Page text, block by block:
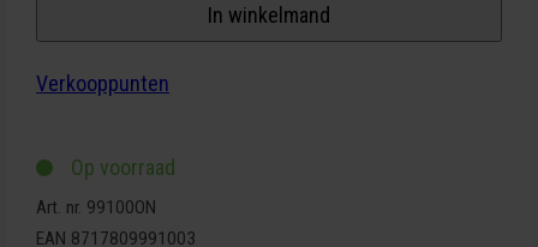
In winkelmand
Verkooppunten
Op voorraad
Art. nr. 99100ON
EAN 8717809991003